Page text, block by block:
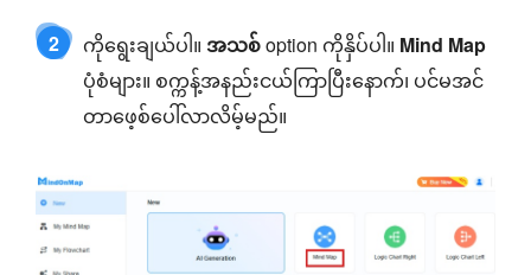
2 ကိုရွေးချယ်ပါ။ အသစ်option ကိုနှိပ်ပါ။ Mind Map
ပုံစံများ။ စက္ကန့်အနည်းငယ်ကြာပြီးနောက်၊ ပင်မအင်
တာဖေ့စ်ပေါ်လာလိမ့်မည်။